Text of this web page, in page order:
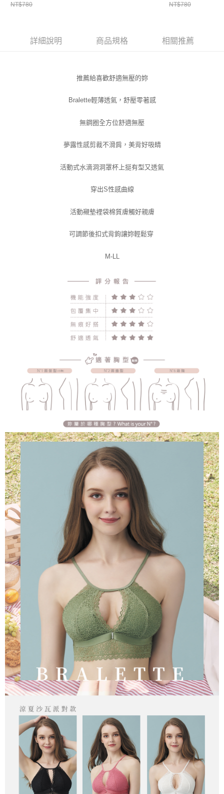
權轉讓予恩沛科技股份有限公司。
「AFTEE先享後付」，若未經同意申辦者引起之損失，本公司不負相關責
時審查核予不同之上限額度；若仍有額度不足之情形，本公司將視審查結果
５．嚴禁一人註冊多個帳號或使用他人資訊註冊。若發現惡意使用之情形，
宅配
EASY SHOP門市速取
NT$780 NT$780
詳細說明 商品規格 相關推薦
推薦給喜歡舒適無壓的妳
Bralette輕薄透氣，舒壓零著感
無鋼圈全方位舒適無壓
夢露性感剪裁不滑肩， 美背好吸睛
活動式水滴洞洞罩杯上挺有型又透氣
穿出S性感曲線
活動襯墊裡袋棉質膚觸好親膚
可調節後扣式背鉤讓妳輕鬆穿
M-LL